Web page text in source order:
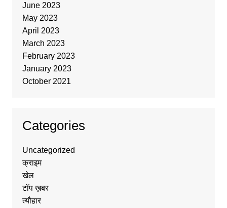
June 2023
May 2023
April 2023
March 2023
February 2023
January 2023
October 2021
Categories
Uncategorized
क्राइम
खेल
टॉप ख़बर
त्यौहार